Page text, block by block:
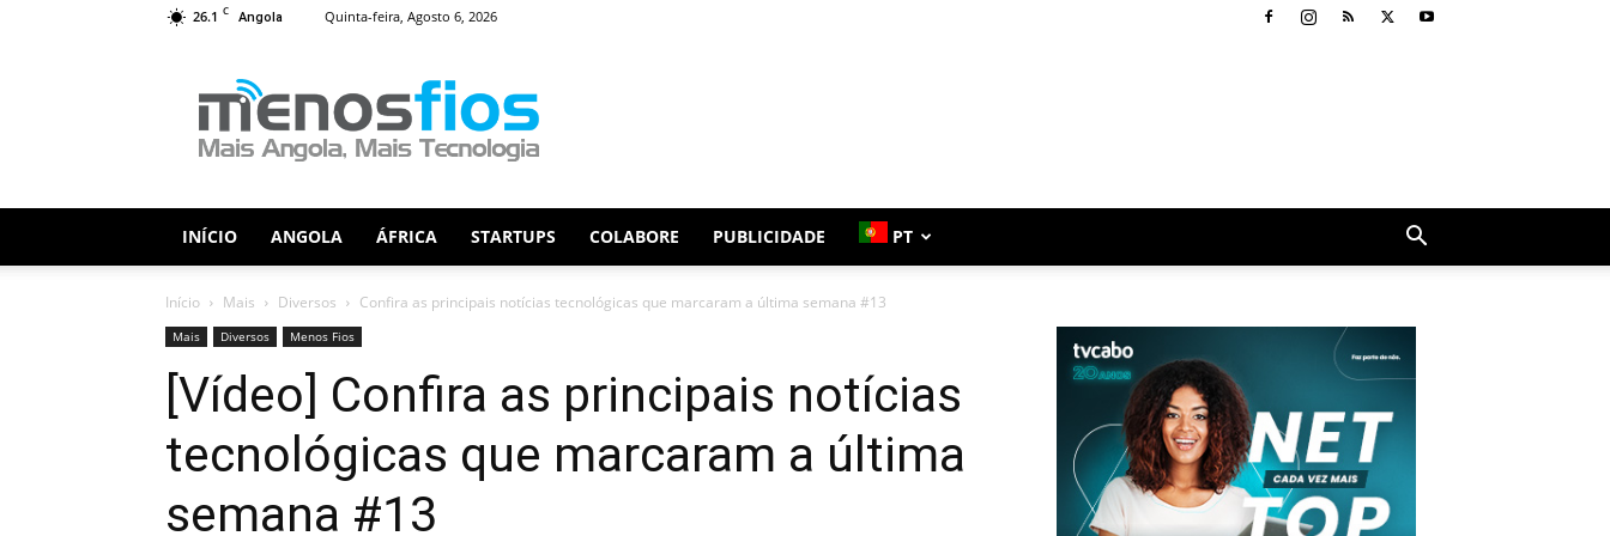
26.1 C Angola Quinta-feira, Agosto 6, 2026
Fios
INÍCIO ANGOLA ÁFRICA STARTUPS COLABORE PUBLICIDADE PT
Início Mais Diversos Confira as principais notícias tecnológicas que marcaram a última semana #13
Mais Diversos Menos Fios
[Vídeo] Confira as principais notícias
tecnológicas que marcaram a última
semana #13